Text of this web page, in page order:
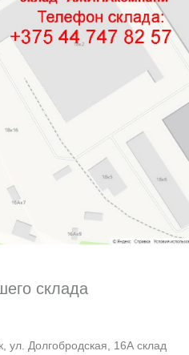
склада
ул. Долгобродская, 16А склад